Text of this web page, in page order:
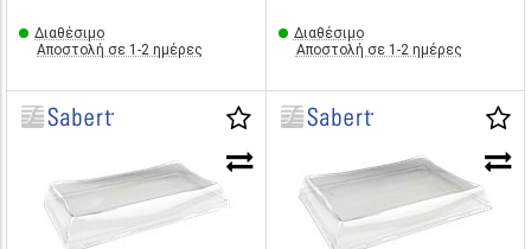
Διαθέσιμο
Αποστολή σε 1-2 ημέρες
Διαθέσιμο
Αποστολή σε 1-2 ημέρες